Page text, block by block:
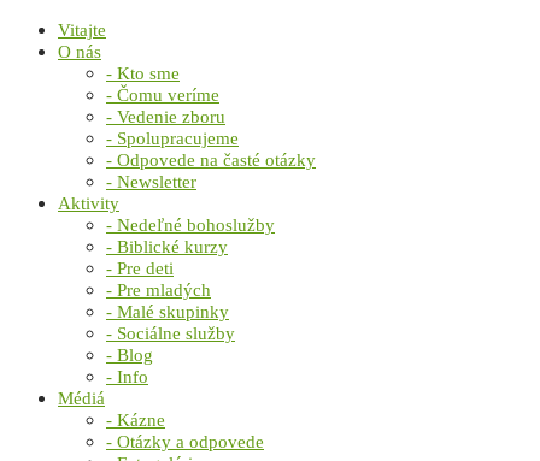
Vitajte
O nás
- Kto sme
- Čomu veríme
- Vedenie zboru
- Spolupracujeme
- Odpovede na časté otázky
- Newsletter
Aktivity
- Nedeľné bohoslužby
- Biblické kurzy
- Pre deti
- Pre mladých
- Malé skupinky
- Sociálne služby
- Blog
- Info
Médiá
- Kázne
- Otázky a odpovede